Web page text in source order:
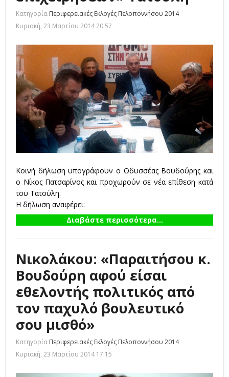
Κατηγορία Περιφερειακές Εκλογές Πελοποννήσου 2014
Κυριακή, 23 Μαρτίου 2014 20:57
Κοινή δήλωση υπογράφουν ο Οδυσσέας Βουδούρης και
ο Νίκος Πατσαρίνος και προχωρούν σε νέα επίθεση κατά
του Τατούλη.
Η δήλωση αναφέρει:
Διαβάστε περισσότερα...
Νικολάκου: «Παραιτήσου κ.
Βουδούρη αφού είσαι
εθελοντής πολιτικός από
τον παχυλό βουλευτικό
σου μισθό»
Κατηγορία Περιφερειακές Εκλογές Πελοποννήσου 2014
Κυριακή, 23 Μαρτίου 2014 17:15